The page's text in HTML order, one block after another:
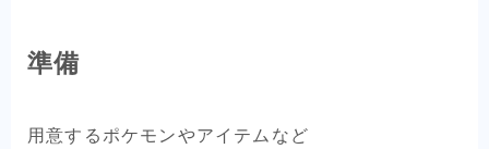
準備
用意するポケモンやアイテムなど